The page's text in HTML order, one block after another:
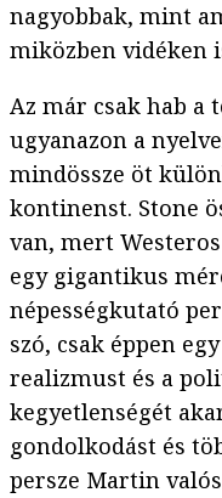
nagyobbak, mint
miközben vidéken
Az már csak hab
ugyanazon a
mindössze öt
kontinenst. Stone
van, mert
egy gigantikus
népességkutató
szó, csak éppen
realizmust és a
kegyetlenségét
gondolkodást és
persze Martin